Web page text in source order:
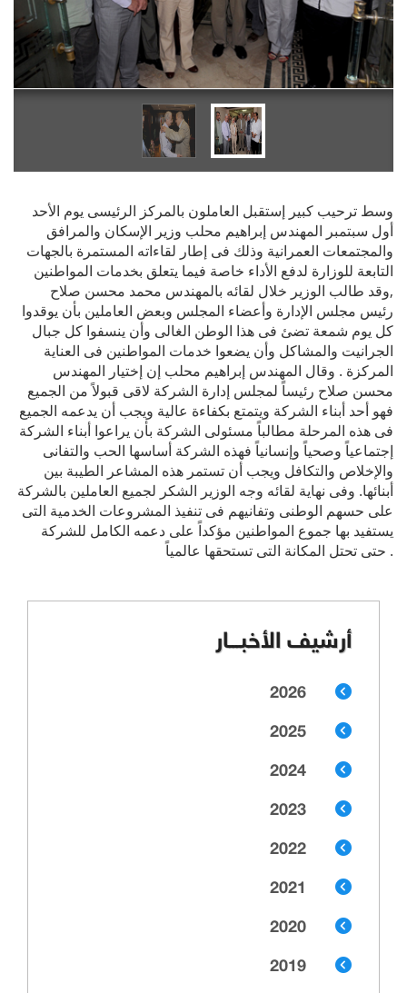
وسط ترحيب كبير إستقبل العاملون بالمركز الرئيسى يوم الأحد
أول سبتمبر المهندس إبراهيم محلب وزير الإسكان والمرافق
والمجتمعات العمرانية وذلك فى إطار لقاءاته المستمرة بالجهات
التابعة للوزارة لدفع الأداء خاصة فيما يتعلق بخدمات المواطنين
,وقد طالب الوزير خلال لقائه بالمهندس محمد محسن صلاح
رئيس مجلس الإدارة وأعضاء المجلس وبعض العاملين بأن يوقدوا
كل يوم شمعة تضئ فى هذا الوطن الغالى وأن ينسفوا كل جبال
الجرانيت والمشاكل وأن يضعوا خدمات المواطنين فى العناية
المركزة . وقال المهندس إبراهيم محلب إن إختيار المهندس
محسن صلاح رئيساً لمجلس إدارة الشركة لاقى قبولاً من الجميع
فهو أحد أبناء الشركة ويتمتع بكفاءة عالية ويجب أن يدعمه الجميع
فى هذه المرحلة مطالباً مسئولى الشركة بأن يراعوا أبناء الشركة
إجتماعياً وصحياً وإنسانياً فهذه الشركة أساسها الحب والتفانى
والإخلاص والتكافل ويجب أن تستمر هذه المشاعر الطيبة بين
أبنائها. وفى نهاية لقائه وجه الوزير الشكر لجميع العاملين بالشركة
على حسهم الوطنى وتفانيهم فى تنفيذ المشروعات الخدمية التى
يستفيد بها جموع المواطنين مؤكداً على دعمه الكامل للشركة
حتى تحتل المكانة التى تستحقها عالمياً .
أرشيف الأخبـــار
2026
2025
2024
2023
2022
2021
2020
2019